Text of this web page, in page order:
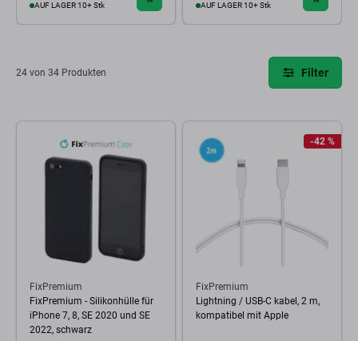
AUF LAGER 10+ Stk AUF LAGER 10+ Stk
24 von 34 Produkten Filter
FixPremium
FixPremium - Silikonhülle für
iPhone 7, 8, SE 2020 und SE
2022, schwarz
-42 %
FixPremium
Lightning / USB-C kabel, 2 m,
kompatibel mit Apple